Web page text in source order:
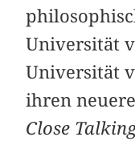
Universität
Universität
ihren
Close